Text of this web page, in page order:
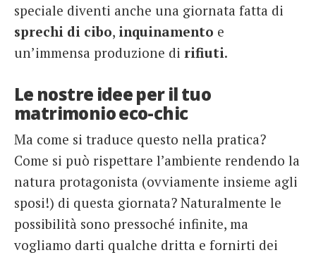
speciale diventi anche una giornata fatta di
sprechi di cibo, inquinamento e
un’immensa produzione di rifiuti.
Le nostre idee per il tuo
matrimonio eco-chic
Ma come si traduce questo nella pratica?
Come si può rispettare l’ambiente rendendo la
natura protagonista (ovviamente insieme agli
sposi!) di questa giornata? Naturalmente le
possibilità sono pressoché infinite, ma
vogliamo darti qualche dritta e fornirti dei